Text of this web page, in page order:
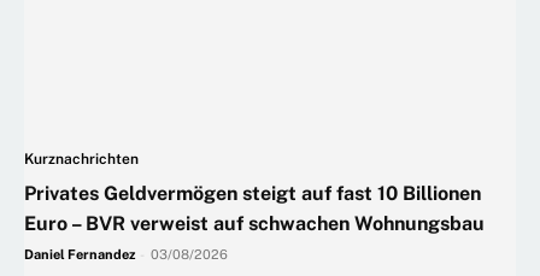
Kurznachrichten
Privates Geldvermögen steigt auf fast 10 Billionen
Euro – BVR verweist auf schwachen Wohnungsbau
Daniel Fernandez 03/08/2026